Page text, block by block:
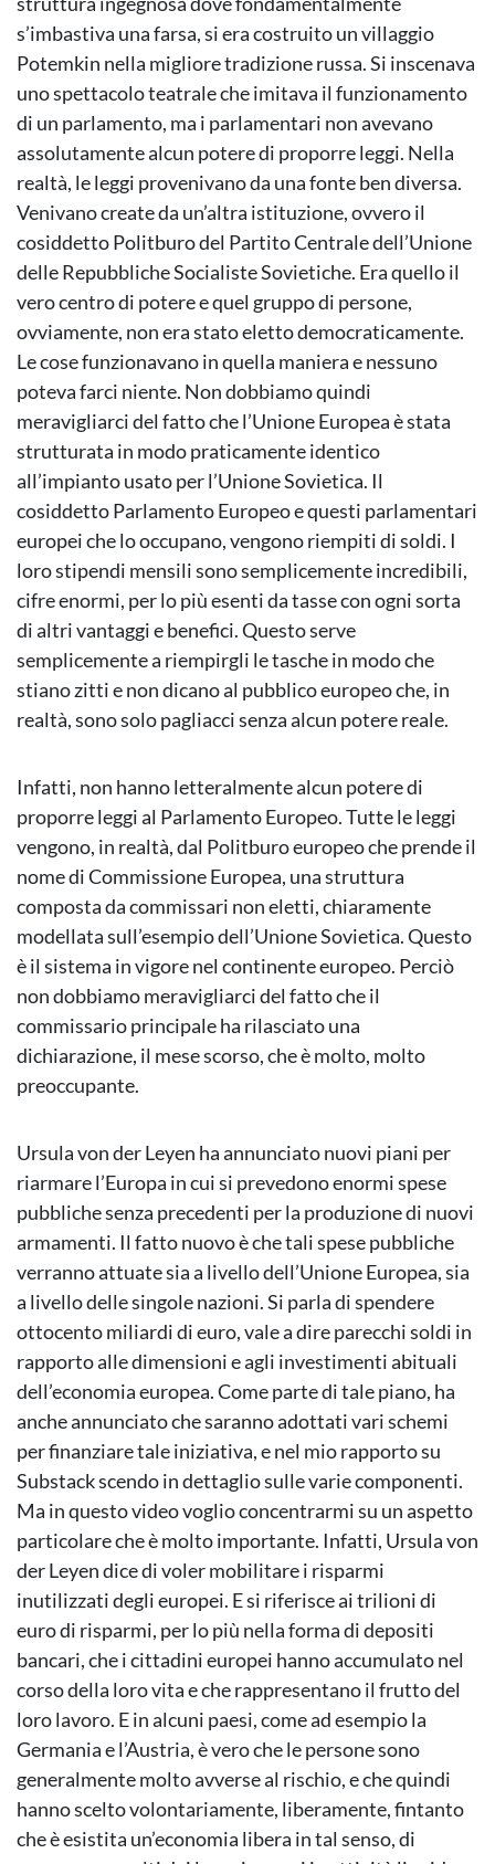
s’imbastiva una farsa, si era costruito un villaggio
Potemkin nella migliore tradizione russa. Si inscenava
uno spettacolo teatrale che imitava il funzionamento
di un parlamento, ma i parlamentari non avevano
assolutamente alcun potere di proporre leggi. Nella
realtà, le leggi provenivano da una fonte ben diversa.
Venivano create da un’altra istituzione, ovvero il
cosiddetto Politburo del Partito Centrale dell’Unione
delle Repubbliche Socialiste Sovietiche. Era quello il
vero centro di potere e quel gruppo di persone,
ovviamente, non era stato eletto democraticamente.
Le cose funzionavano in quella maniera e nessuno
poteva farci niente. Non dobbiamo quindi
meravigliarci del fatto che l’Unione Europea è stata
strutturata in modo praticamente identico
all’impianto usato per l’Unione Sovietica. Il
cosiddetto Parlamento Europeo e questi parlamentari
europei che lo occupano, vengono riempiti di soldi. I
loro stipendi mensili sono semplicemente incredibili,
cifre enormi, per lo più esenti da tasse con ogni sorta
di altri vantaggi e benefici. Questo serve
semplicemente a riempirgli le tasche in modo che
stiano zitti e non dicano al pubblico europeo che, in
realtà, sono solo pagliacci senza alcun potere reale.
Infatti, non hanno letteralmente alcun potere di
proporre leggi al Parlamento Europeo. Tutte le leggi
vengono, in realtà, dal Politburo europeo che prende il
nome di Commissione Europea, una struttura
composta da commissari non eletti, chiaramente
modellata sull’esempio dell’Unione Sovietica. Questo
è il sistema in vigore nel continente europeo. Perciò
non dobbiamo meravigliarci del fatto che il
commissario principale ha rilasciato una
dichiarazione, il mese scorso, che è molto, molto
preoccupante.
Ursula von der Leyen ha annunciato nuovi piani per
riarmare l’Europa in cui si prevedono enormi spese
pubbliche senza precedenti per la produzione di nuovi
armamenti. Il fatto nuovo è che tali spese pubbliche
verranno attuate sia a livello dell’Unione Europea, sia
a livello delle singole nazioni. Si parla di spendere
ottocento miliardi di euro, vale a dire parecchi soldi in
rapporto alle dimensioni e agli investimenti abituali
dell’economia europea. Come parte di tale piano, ha
anche annunciato che saranno adottati vari schemi
per finanziare tale iniziativa, e nel mio rapporto su
Substack scendo in dettaglio sulle varie componenti.
Ma in questo video voglio concentrarmi su un aspetto
particolare che è molto importante. Infatti, Ursula von
der Leyen dice di voler mobilitare i risparmi
inutilizzati degli europei. E si riferisce ai trilioni di
euro di risparmi, per lo più nella forma di depositi
bancari, che i cittadini europei hanno accumulato nel
corso della loro vita e che rappresentano il frutto del
loro lavoro. E in alcuni paesi, come ad esempio la
Germania e l’Austria, è vero che le persone sono
generalmente molto avverse al rischio, e che quindi
hanno scelto volontariamente, liberamente, fintanto
che è esistita un’economia libera in tal senso, di